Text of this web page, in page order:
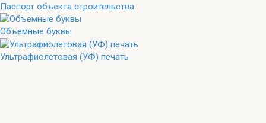
Паспорт объекта строительства
Объемные буквы
Ультрафиолетовая (УФ) печать